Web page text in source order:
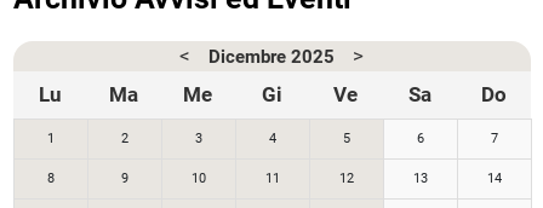
< Dicembre 2025
>
Lu
Ma Me Gi Ve Sa Do
1 2 3 4 5 6 7
8 9 10 11 12 13 14